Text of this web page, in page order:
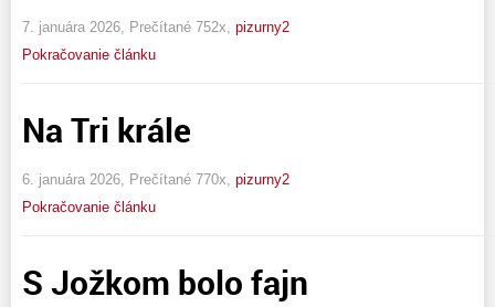
7. januára 2026, Prečítané 752x, pizurny2
Pokračovanie článku
Na Tri krále
6. januára 2026, Prečítané 770x, pizurny2
Pokračovanie článku
S Jožkom bolo fajn